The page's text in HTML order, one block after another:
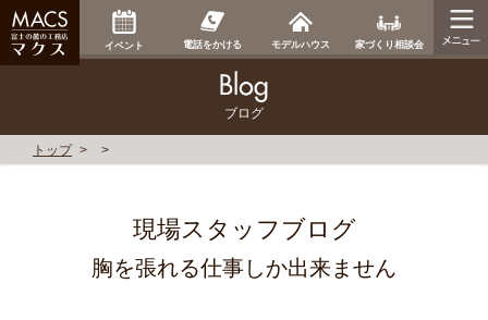
イベント 電話をかける モデルハウス 家づくり相談会
ブログ
トップ
現場スタッフブログ
胸を張れる仕事しか出来ません